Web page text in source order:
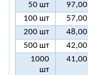
50 шт
97,00
100 шт
57,00
200 шт
48,00
500 шт
42,00
1000
шт
41,00